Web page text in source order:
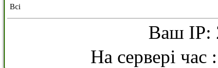
Всі
Ваш IP:
На сервері